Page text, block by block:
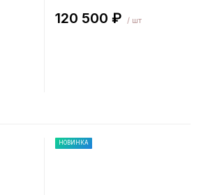
120 500 ₽ / шт
НОВИНКА